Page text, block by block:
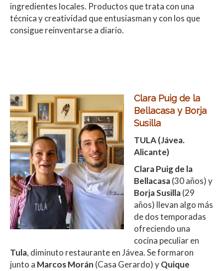
ingredientes locales. Productos que trata con una
técnica y creatividad que entusiasman y con los que
consigue reinventarse a diario.
Clara Puig de la
Bellacasa y Borja
Susilla
TULA (Jávea.
Alicante)
Clara Puig de la
Bellacasa(30 años) y
Borja Susilla(29
años) llevan algo más
de dos temporadas
ofreciendo una
cocina peculiar en
Tula, diminuto restaurante en Jávea. Se formaron
junto a Marcos Morán (Casa Gerardo) yQuique